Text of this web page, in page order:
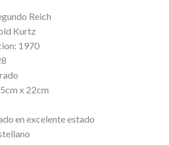
Reich
Kurtz
1970
x 22cm
en excelente estado